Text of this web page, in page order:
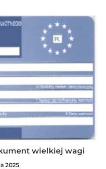
wielkiej wagi
2025